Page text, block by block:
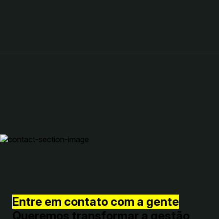
Entre em contato com a gente
Queremos transformar a gestão